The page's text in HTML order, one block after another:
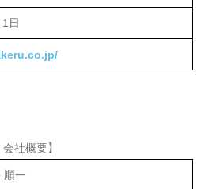
日
社概要】
順一